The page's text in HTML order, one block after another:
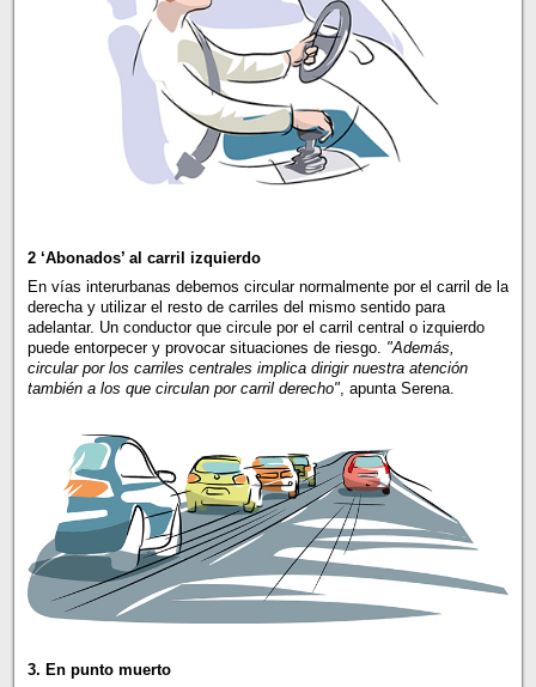
2 ‘Abonados’ al carril izquierdo
En vías interurbanas debemos circular normalmente por el carril de la
derecha y utilizar el resto de carriles del mismo sentido para
adelantar. Un conductor que circule por el carril central o izquierdo
puede entorpecer y provocar situaciones de riesgo. "Además,
circular por los carriles centrales implica dirigir nuestra atención
también a los que circulan por carril derecho", apunta Serena.
3. En punto muerto